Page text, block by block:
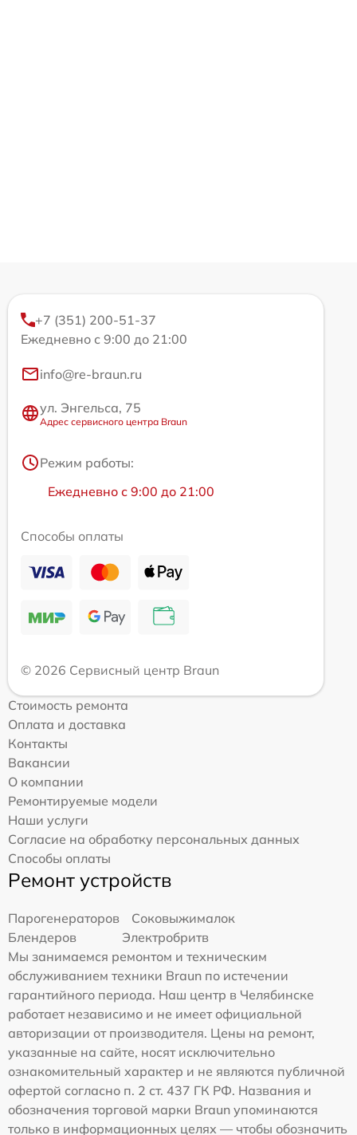
+7 (351) 200-51-37
Ежедневно с 9:00 до 21:00
info@re-braun.ru
ул. Энгельса, 75
Адрес сервисного центра Braun
Режим работы:
Ежедневно с 9:00 до 21:00
Способы оплаты
© 2026 Сервисный центр Braun
Стоимость ремонта
Оплата и доставка
Контакты
Вакансии
О компании
Ремонтируемые модели
Наши услуги
Согласие на обработку персональных данных
Способы оплаты
Ремонт устройств
Парогенераторов
Соковыжималок
Блендеров
Электробритв
Мы занимаемся ремонтом и техническим
обслуживанием техники Braun по истечении
гарантийного периода. Наш центр в Челябинске
работает независимо и не имеет официальной
авторизации от производителя. Цены на ремонт,
указанные на сайте, носят исключительно
ознакомительный характер и не являются публичной
офертой согласно п. 2 ст. 437 ГК РФ. Названия и
обозначения торговой марки Braun упоминаются
только в информационных целях — чтобы обозначить